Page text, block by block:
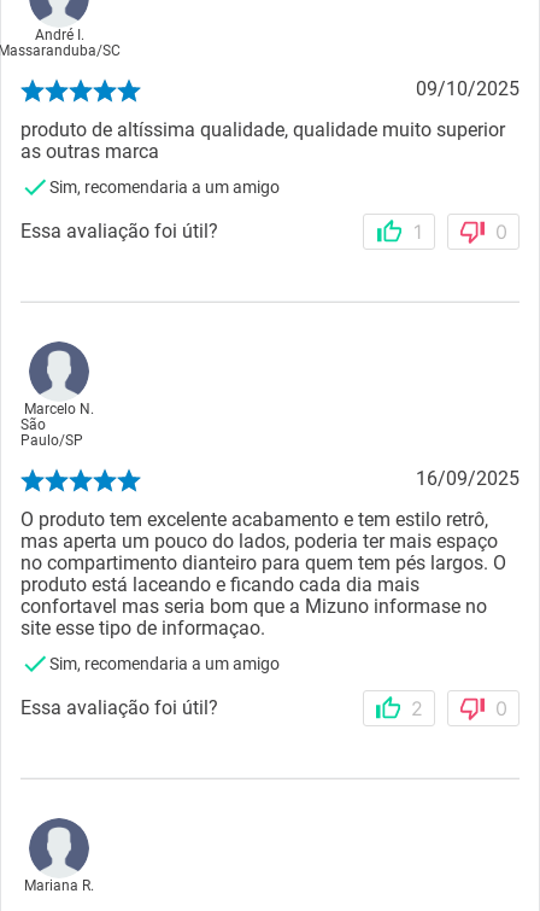
André I.
/SC
09/10/2025
produto de altíssima qualidade, qualidade muito superior
as outras marca
Sim, recomendaria a um amigo
Essa avaliação foi útil? 1 0
Marcelo N.
São
Paulo/SP
16/09/2025
O produto tem excelente acabamento e tem estilo retrô,
mas aperta um pouco do lados, poderia ter mais espaço
no compartimento dianteiro para quem tem pés largos. O
produto está laceando e ficando cada dia mais
confortavel mas seria bom que a Mizuno informase no
site esse tipo de informaçao.
Sim, recomendaria a um amigo
Essa avaliação foi útil? 2 0
Mariana R.